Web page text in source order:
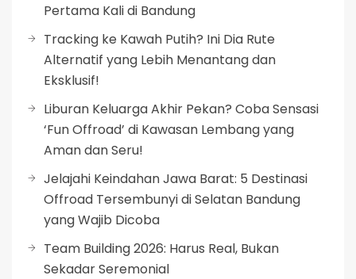
Pertama Kali di Bandung
Tracking ke Kawah Putih? Ini Dia Rute
Alternatif yang Lebih Menantang dan
Eksklusif!
Liburan Keluarga Akhir Pekan? Coba Sensasi
‘Fun Offroad’ di Kawasan Lembang yang
Aman dan Seru!
Jelajahi Keindahan Jawa Barat: 5 Destinasi
Offroad Tersembunyi di Selatan Bandung
yang Wajib Dicoba
Team Building 2026: Harus Real, Bukan
Sekadar Seremonial